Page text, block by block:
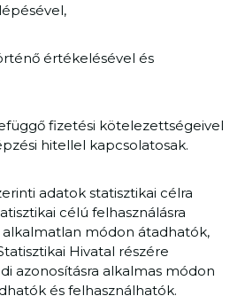
értékelésével és
fizetési kötelezettségeivel
hitellel kapcsolatosak.
adatok statisztikai célra
célú felhasználásra
alkalmatlan módon átadhatók,
Hivatal részére
azonosításra alkalmas módon
és felhasználhatók.